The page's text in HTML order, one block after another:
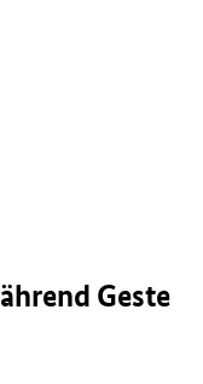
Geste